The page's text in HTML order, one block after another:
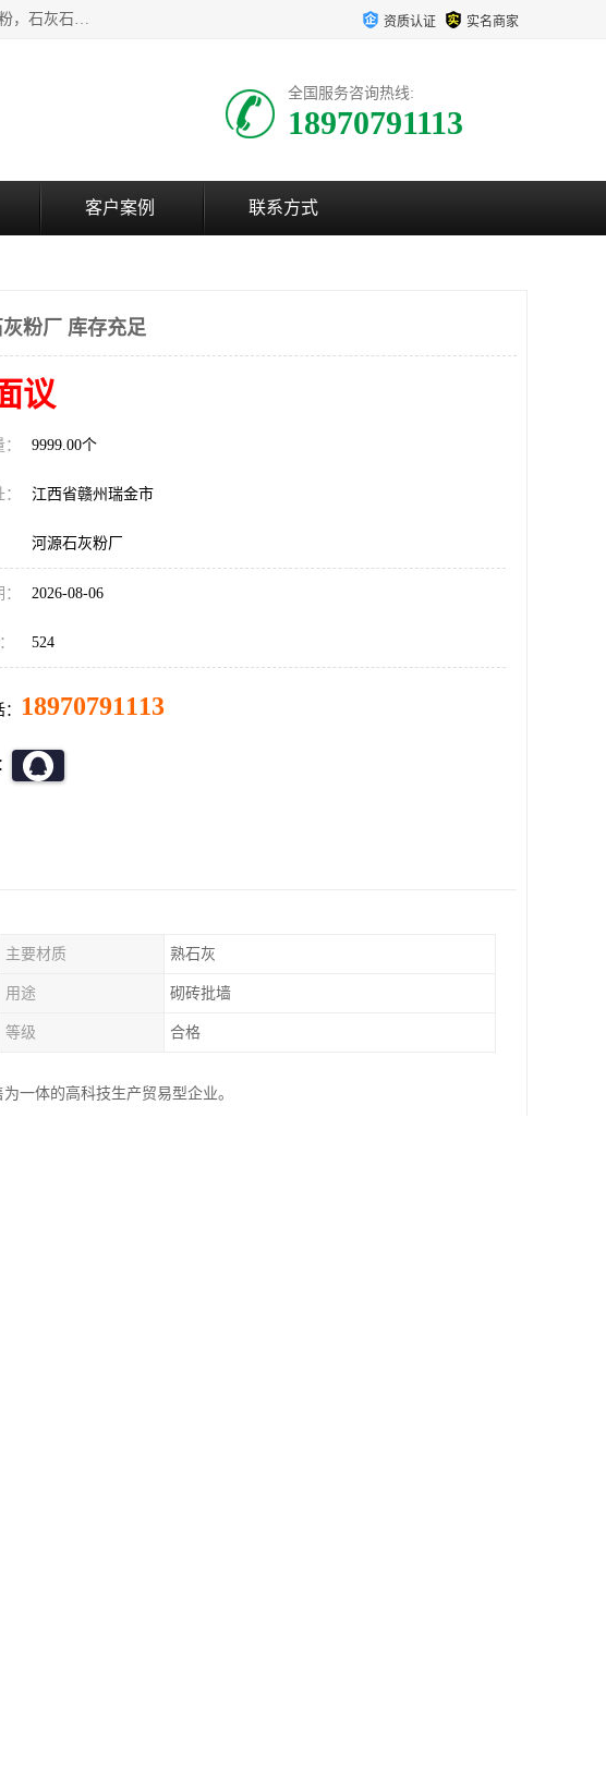
瑞金桂生建材公司一家专业从事建材产品经营研发、生产、销售为一体的福建重钙厂家；主要产品有：灰钙粉，石灰粉，石灰石，生石灰，熟石灰，氧化钙，重钙粉，氢氧化钙，农田石灰，畜牧业用石灰等。欢迎新老客户来电咨询！ 资质认证 实名商家
全国服务咨询热线:
18970791113
客户案例 联系方式
粉厂 库存充足
议
9999.00个
江西省赣州瑞金市
河源石灰粉厂
2026-08-06
524
18970791113
主要材质 熟石灰
用途 砌砖批墙
等级 合格
一体的高科技生产贸易型企业。